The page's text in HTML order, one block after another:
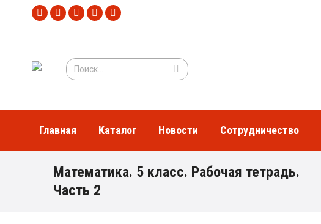
Instagram
Facebook
TelegramWhatsApp
Viber
Главная Каталог Новоcти Сотрудничество
Математика. 5 класс. Рабочая тетрадь.
Часть 2